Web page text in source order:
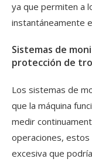
ya que permiten a
instantáneamente
Sistemas de
protección de
Los sistemas de
que la máquina
medir
operaciones,
excesiva que